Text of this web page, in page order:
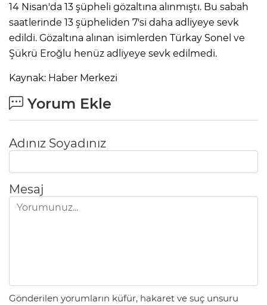
14 Nisan'da 13 şüpheli gözaltına alınmıştı. Bu sabah
saatlerinde 13 şüpheliden 7'si daha adliyeye sevk
edildi. Gözaltına alınan isimlerden Türkay Sonel ve
Şükrü Eroğlu henüz adliyeye sevk edilmedi.
Kaynak: Haber Merkezi
Yorum Ekle
Adınız Soyadınız
Mesaj
Gönderilen yorumların küfür, hakaret ve suç unsuru